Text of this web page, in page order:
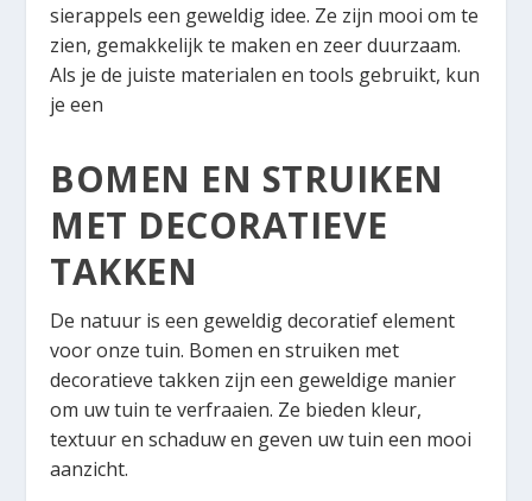
sierappels een geweldig idee. Ze zijn mooi om te
zien, gemakkelijk te maken en zeer duurzaam.
Als je de juiste materialen en tools gebruikt, kun
je een
BOMEN EN STRUIKEN
MET DECORATIEVE
TAKKEN
De natuur is een geweldig decoratief element
voor onze tuin. Bomen en struiken met
decoratieve takken zijn een geweldige manier
om uw tuin te verfraaien. Ze bieden kleur,
textuur en schaduw en geven uw tuin een mooi
aanzicht.